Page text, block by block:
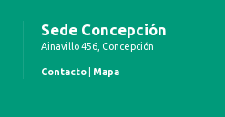
Sede Concepción
Ainavillo 456, Concepción
Contacto Mapa